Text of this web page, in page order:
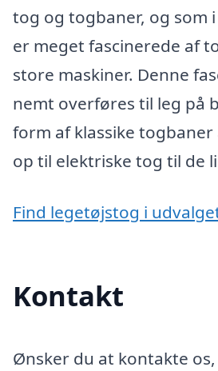
tog og togbaner, og som
er meget fascinerede af
store maskiner. Denne
nemt overføres til leg på
form af klassike
op til elektriske tog til de
Find legetøjstog i
Kontakt
Ønsker du at kontakte